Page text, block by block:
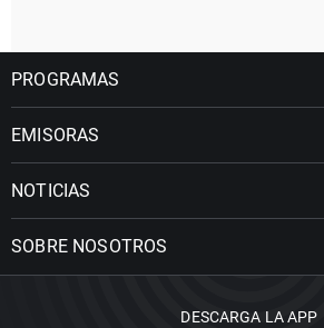
PROGRAMAS
EMISORAS
NOTICIAS
SOBRE NOSOTROS
DESCARGA LA APP